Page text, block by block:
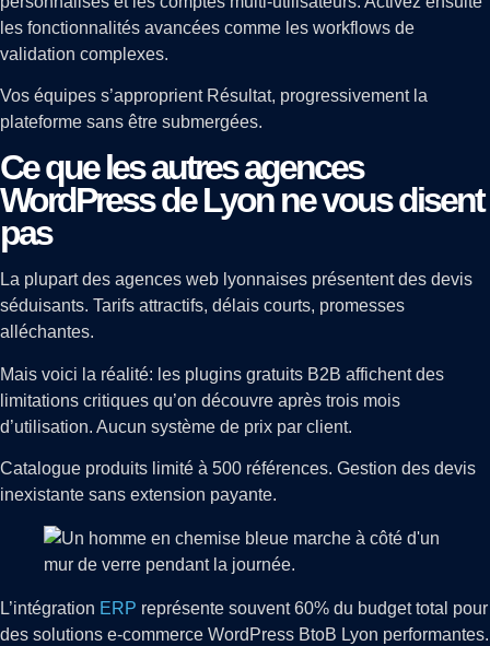
les fonctionnalités avancées comme les workflows de
validation complexes.
Vos équipes s’approprient Résultat, progressivement la
plateforme sans être submergées.
Ce que les autres agences
WordPress de Lyon ne vous disent
pas
La plupart des agences web lyonnaises présentent des devis
séduisants. Tarifs attractifs, délais courts, promesses
alléchantes.
Mais voici la réalité: les plugins gratuits B2B affichent des
limitations critiques qu’on découvre après trois mois
d’utilisation. Aucun système de prix par client.
Catalogue produits limité à 500 références. Gestion des devis
inexistante sans extension payante.
L’intégration ERP représente souvent 60% du budget total pour
des solutions e-commerce WordPress BtoB Lyon performantes.